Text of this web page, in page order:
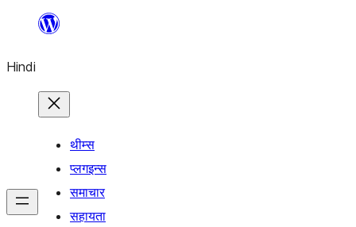
सामग्री
जाएं
Hindi
थीम्स
प्लगइन्स
समाचार
सहायता